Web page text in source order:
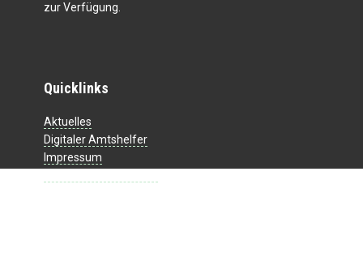
zur Verfügung.
Quicklinks
Aktuelles
Digitaler Amtshelfer
Impressum